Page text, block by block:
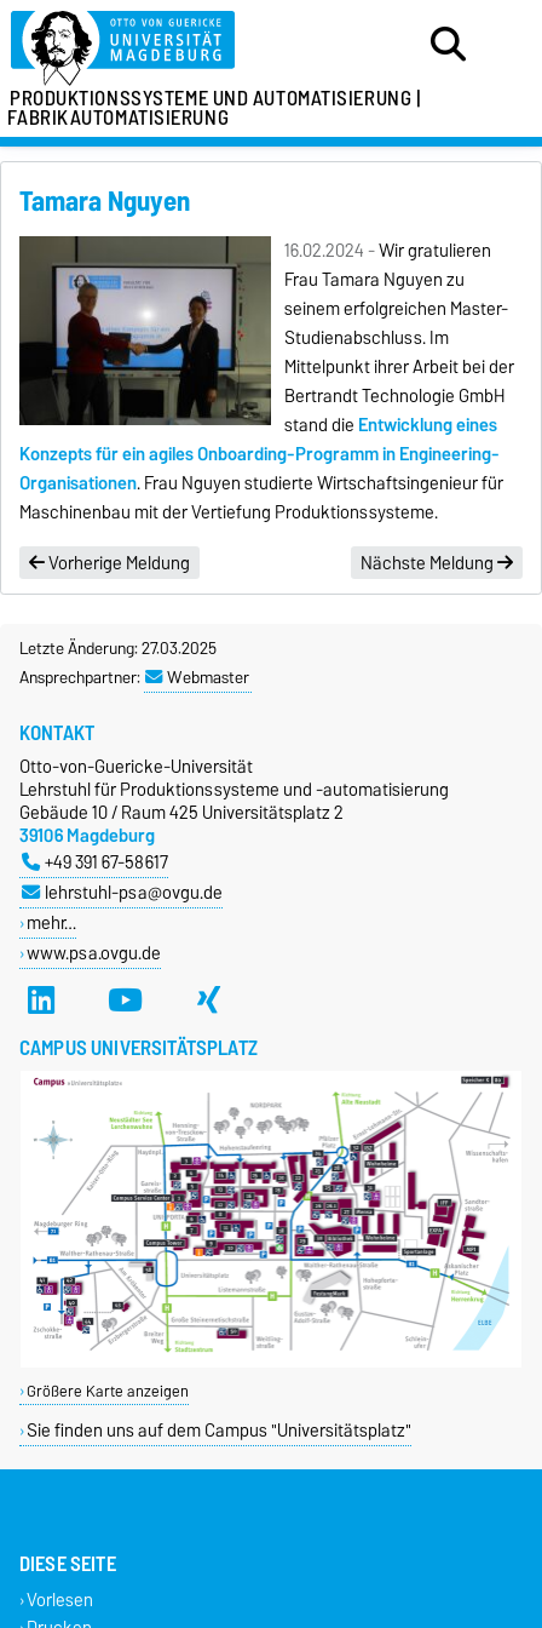
PRODUKTIONSSYSTEMEUND AUTOMATISIERUNG |
FABRIKAUTOMATISIERUNG
Tamara Nguyen
16.02.2024 -Wir gratulieren
Frau Tamara Nguyen zu
seinem erfolgreichen Master-
Studienabschluss. Im
Mittelpunkt ihrer Arbeit bei der
Bertrandt Technologie GmbH
stand die Entwicklung eines
Konzepts für ein agiles Onboarding-Programm in Engineering-
Organisationen. Frau Nguyenstudierte Wirtschaftsingenieur für
Maschinenbau mit der Vertiefung Produktionssysteme.
Vorherige Meldung
Nächste Meldung
Letzte Änderung: 27.03.2025
Ansprechpartner:
Webmaster
KONTAKT
Otto-von-Guericke-Universität
Lehrstuhl für Produktionssysteme und -automatisierung
Gebäude 10 / Raum 425 Universitätsplatz 2
39106 Magdeburg
+49 391 67-58617
lehrstuhl-psa@ovgu.de
mehr…
www.psa.ovgu.de
CAMPUS UNIVERSITÄTSPLATZ
Größere Karte anzeigen
Sie finden uns auf dem Campus "Universitätsplatz"
DIESE SEITE
Vorlesen